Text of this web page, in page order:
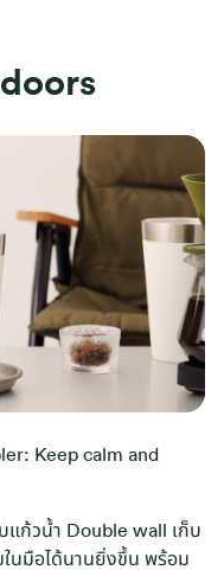
Keep calm and
แก้วน้ำ Double wall เก็บ
นมือได้นานยิ่งขึ้น พร้อม